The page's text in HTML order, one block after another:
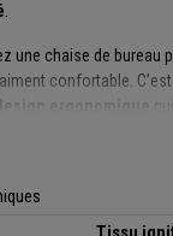
.
une chaise de bureau
confortable.
design ergonomique
et saine, et
confort hors du